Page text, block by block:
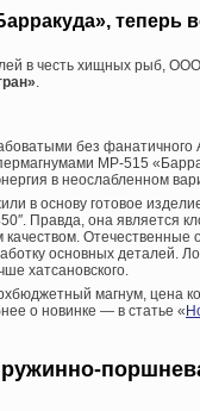
теперь
в честь хищных рыб,
.
без
МР-515
в неослабленном
в основу готовое
Правда, она является
Отечественные
основных деталей.
хатсановского.
магнум, цена
о новинке — в статье «